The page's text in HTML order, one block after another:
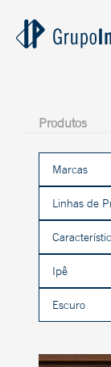
Produtos
Marcas
Linhas de
Ipê
Escuro